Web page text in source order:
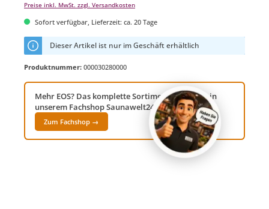
Preise inkl. MwSt. zzgl. Versandkosten
Sofort verfügbar, Lieferzeit: ca. 20 Tage
Dieser Artikel ist nur im Geschäft erhältlich
Produktnummer: 000030280000
Mehr EOS? Das komplette Sortiment findest du in
unserem Fachshop Saunawelt24!
Zum Fachshop →